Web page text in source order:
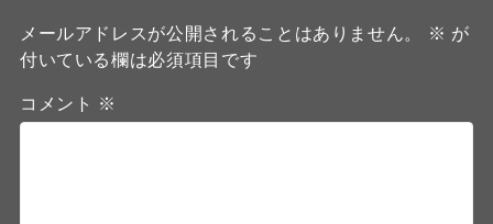
メールアドレスが公開されることはありません。 ※ が
付いている欄は必須項目です
コメント ※